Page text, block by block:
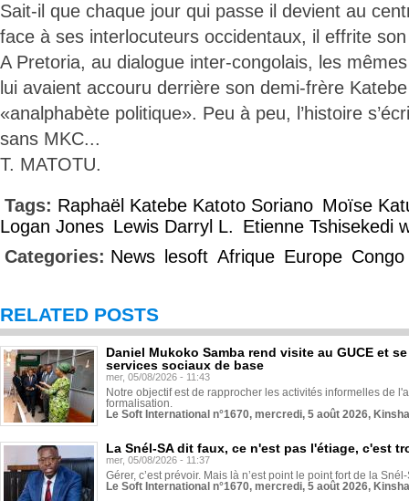
Sait-il que chaque jour qui passe il devient au
face à ses interlocuteurs occidentaux, il effrite
A Pretoria, au dialogue inter-congolais, les
lui avaient accouru derrière son demi-frère
«analphabète politique». Peu à peu, l’histoire
sans MKC...
T. MATOTU.
Tags: Raphaël Katebe Katoto Soriano Moïse
Logan Jones Lewis Darryl L. Etienne Tshisekedi
Categories: News lesoft Afrique Europe Congo
RELATED POSTS
Daniel Mukoko Samba rend visite au GUCE et
services sociaux de base
mer, 05/08/2026 - 11:43
Notre objectif est de rapprocher les activités informelles de
formalisation.
Le Soft International n°1670, mercredi, 5 août 2026,
La Snél-SA dit faux, ce n'est pas l'étiage, c'est
mer, 05/08/2026 - 11:37
Gérer, c’est prévoir. Mais là n’est point le point fort de la
Le Soft International n°1670, mercredi, 5 août 2026,